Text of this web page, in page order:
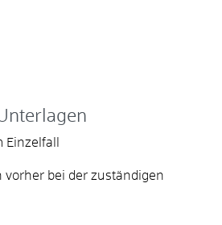
vorher bei der zuständigen